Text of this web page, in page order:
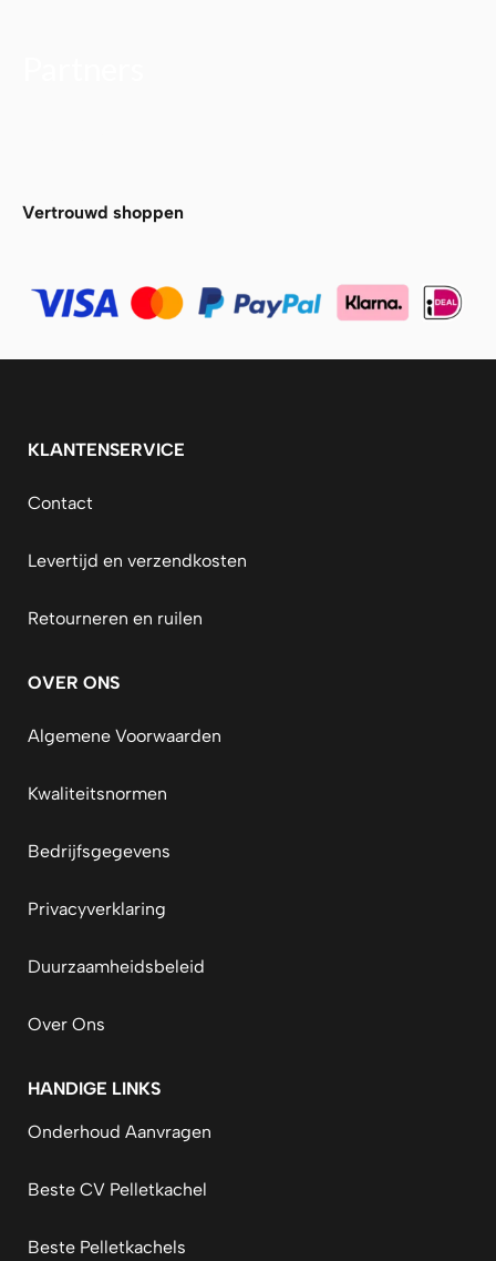
Vertrouwd shoppen
KLANTENSERVICE
Contact
Levertijd en verzendkosten
Retourneren en ruilen
OVER ONS
Algemene Voorwaarden
Kwaliteitsnormen
Bedrijfsgegevens
Privacyverklaring
Duurzaamheidsbeleid
Over Ons
HANDIGE LINKS
Onderhoud Aanvragen
Beste CV Pelletkachel
Beste Pelletkachels